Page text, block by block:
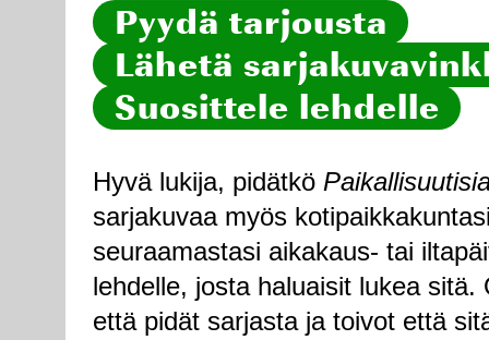
Pyydä tarjousta
Lähetä
Suosittele lehdelle
Hyvä lukija, pidätkö
sarjakuvaa myös
seuraamastasi aikakaus- tai
lehdelle, josta haluaisit lukea
että pidät sarjasta ja toivot että